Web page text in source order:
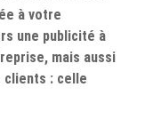
à votre
une publicité à
mais aussi
clients : celle